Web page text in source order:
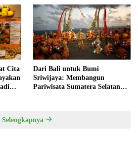
Cita
Dari Bali untuk Bumi
Sriwijaya: Membangun
Pariwisata Sumatera Selatan
Selengkapnya